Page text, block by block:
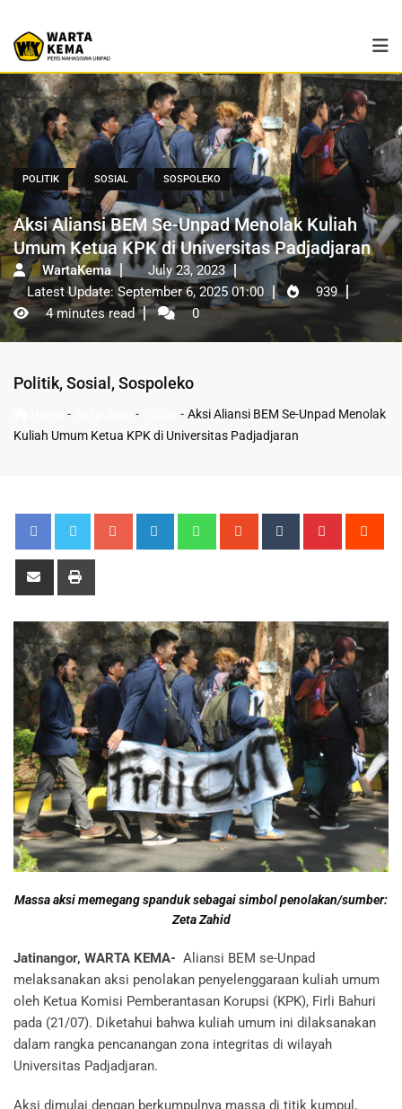
POLITIK SOSIAL SOSPOLEKO
Aksi Aliansi BEM Se-Unpad Menolak Kuliah
Umum Ketua KPK di Universitas Padjadjaran
WartaKema
July 23, 2023
Latest Update: September 6, 2025 01:00
939
4 minutes read
0
Politik, Sosial , Sospoleko
- - - Aksi Aliansi BEM Se-Unpad Menolak
Kuliah Umum Ketua KPK di Universitas Padjadjaran
Massa aksi memegang spanduk sebagai simbol penolakan/sumber:
Zeta Zahid
Jatinangor, WARTA KEMA- Aliansi BEM se-Unpad
melaksanakan aksi penolakan penyelenggaraan kuliah umum
oleh Ketua Komisi Pemberantasan Korupsi (KPK), Firli Bahuri
pada (21/07). Diketahui bahwa kuliah umum ini dilaksanakan
dalam rangka pencanangan zona integritas di wilayah
Universitas Padjadjaran.
Aksi dimulai dengan berkumpulnya massa di titik kumpul,